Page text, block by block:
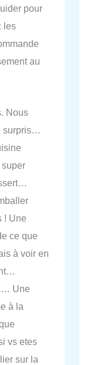
pour
les
au
Nous
surpris…
! Une
ce que
à voir en
Une
à la
vs etes
sur la